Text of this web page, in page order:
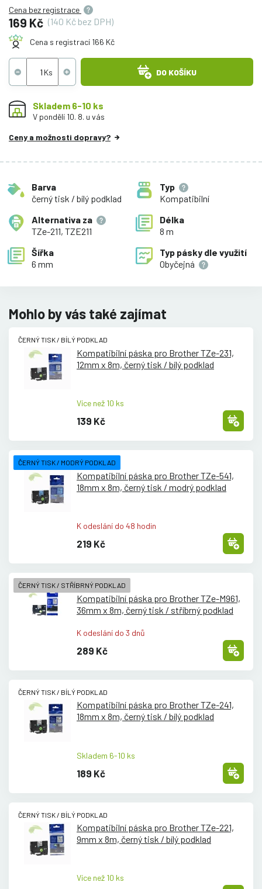
Cena bez registrace
169 Kč (140 Kč bez DPH)
Cena s registrací 166 Kč
DO KOŠÍKU
Skladem 6-10 ks
V pondělí 10. 8. u vás
Ceny a možnosti dopravy?
Barva
černý tisk / bílý podklad
Typ
Kompatibilní
Alternativa za
TZe-211, TZE211
Délka
8 m
Šířka
6 mm
Typ pásky dle využití
Obyčejná
Mohlo by vás také zajímat
ČERNÝ TISK / BÍLÝ PODKLAD
Kompatibilní páska pro Brother TZe-231,
12mm x 8m, černý tisk / bílý podklad
Více než 10 ks
139 Kč
ČERNÝ TISK / MODRÝ PODKLAD
Kompatibilní páska pro Brother TZe-541,
18mm x 8m, černý tisk / modrý podklad
K odeslání do 48 hodin
219 Kč
ČERNÝ TISK / STŘÍBRNÝ PODKLAD
Kompatibilní páska pro Brother TZe-M961,
36mm x 8m, černý tisk / stříbrný podklad
K odeslání do 3 dnů
289 Kč
ČERNÝ TISK / BÍLÝ PODKLAD
Kompatibilní páska pro Brother TZe-241,
18mm x 8m, černý tisk / bílý podklad
Skladem 6-10 ks
189 Kč
ČERNÝ TISK / BÍLÝ PODKLAD
Kompatibilní páska pro Brother TZe-221,
9mm x 8m, černý tisk / bílý podklad
Více než 10 ks